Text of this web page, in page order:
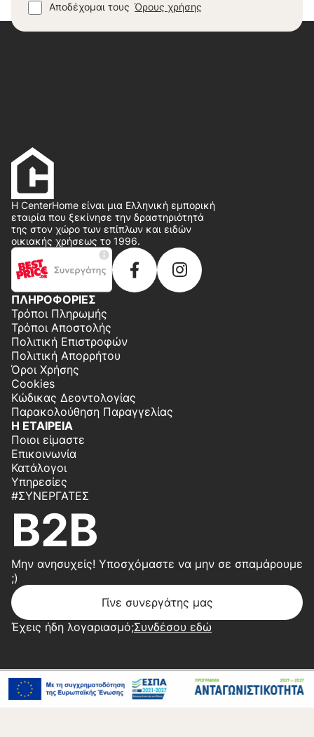
Αποδέχομαι τους Όρους χρήσης
Η CenterHome είναι μια Ελληνική εμπορική
εταιρία που ξεκίνησε την δραστηριότητά
της στον χώρο των επίπλων και ειδών
οικιακής χρήσεως το 1996.
ΠΛΗΡΟΦΟΡΙΕΣ
Τρόποι Πληρωμής
Τρόποι Αποστολής
Πολιτική Επιστροφών
Πολιτική Απορρήτου
Όροι Χρήσης
Cookies
Κώδικας Δεοντολογίας
Παρακολούθηση Παραγγελίας
Η ΕΤΑΙΡΕΙΑ
Ποιοι είμαστε
Επικοινωνία
Κατάλογοι
Υπηρεσίες
#ΣΥΝΕΡΓΆΤΕΣ
B2B
Μην ανησυχείς! Υποσχόμαστε να μην σε σπαμάρουμε
;)
Γίνε συνεργάτης μας
Έχεις ήδη λογαριασμό;Συνδέσου εδώ
Copyright 2026 © Center Home | Created by